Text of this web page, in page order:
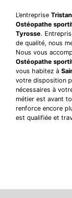
L’entreprise
Ostéopathe
Tyrosse.
de qualité, nous
Nous vous
Ostéopathe
vous habitez à
votre disposition
nécessaires à
métier est avant
renforce encore
est qualifiée et